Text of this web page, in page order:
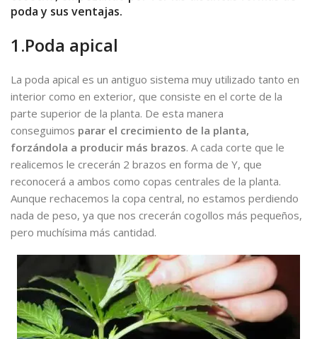
poda y sus ventajas.
1.Poda apical
La poda apical es un antiguo sistema muy utilizado tanto en
interior como en exterior, que consiste en el corte de la
parte superior de la planta. De esta manera
conseguimos parar el crecimiento de la planta,
forzándola a producir más brazos. A cada corte que le
realicemos le crecerán 2 brazos en forma de Y, que
reconocerá a ambos como copas centrales de la planta.
Aunque rechacemos la copa central, no estamos perdiendo
nada de peso, ya que nos crecerán cogollos más pequeños,
pero muchísima más cantidad.